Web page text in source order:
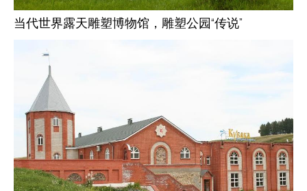
当代世界露天雕塑博物馆，雕塑公园“传说”